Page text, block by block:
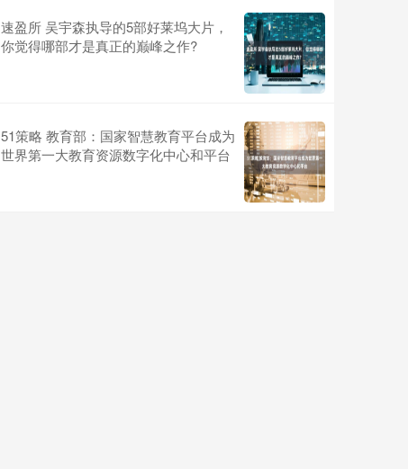
速盈所 吴宇森执导的5部好莱坞大片，
你觉得哪部才是真正的巅峰之作?
51策略 教育部：国家智慧教育平台成为
世界第一大教育资源数字化中心和平台